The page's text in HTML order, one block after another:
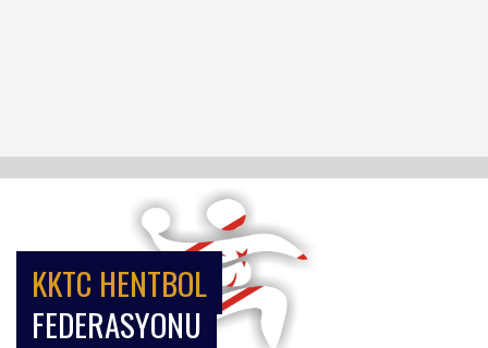
KKTC HENTBOL
FEDERASYONU